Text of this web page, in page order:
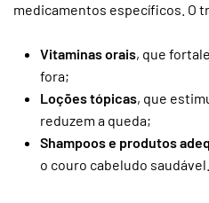
medicamentos específicos. O
Vitaminas orais, que
fora;
Loções tópicas, que
reduzem a queda;
Shampoos e produtos
o couro cabeludo saudável.